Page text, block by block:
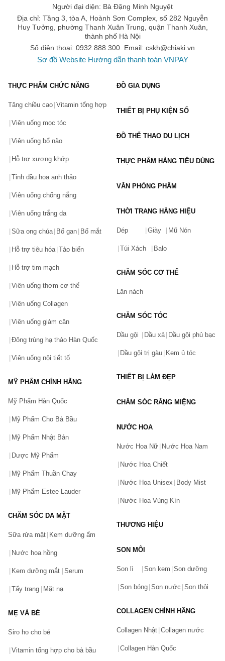
Bạn gặp vấn đề về sản phẩm hay mua hàng?
Hãy báo lỗi cho chúng tôi. Hoặc gọi cho chúng tôi qua số
Người đại diện: Bà Đặng Minh Nguyệt
Địa chỉ: Tầng 3, tòa A, Hoành Sơn Complex, số 282 Nguyễn
Huy Tưởng, phường Thanh Xuân Trung, quận Thanh Xuân,
thành phố Hà Nội
Số điện thoại: 0932.888.300. Email: cskh@chiaki.vn
Sơ đồ Website Hướng dẫn thanh toán VNPAY
THỰC PHẨM CHỨC NĂNG
Tăng chiều cao Vitamin tổng hợp
Viên uống mọc tóc
Viên uống bổ não
Hỗ trợ xương khớp
Tinh dầu hoa anh thảo
Viên uống chống nắng
Viên uống trắng da
Sữa ong chúa Bổ gan Bổ mắt
Hỗ trợ tiêu hóa Tảo biển
Hỗ trợ tim mạch
Viên uống thơm cơ thể
Viên uống Collagen
Viên uống giảm cân
Đông trùng hạ thảo Hàn Quốc
Viên uống nội tiết tố
MỸ PHẨM CHÍNH HÃNG
Mỹ Phẩm Hàn Quốc
Mỹ Phẩm Cho Bà Bầu
Mỹ Phẩm Nhật Bản
Dược Mỹ Phẩm
Mỹ Phẩm Thuần Chay
Mỹ Phẩm Estee Lauder
CHĂM SÓC DA MẶT
Sữa rửa mặt Kem dưỡng ẩm
Nước hoa hồng
Kem dưỡng mắt Serum
Tẩy trang Mặt nạ
MẸ VÀ BÉ
Siro ho cho bé
Vitamin tổng hợp cho bà bầu
ĐỒ GIA DỤNG
THIẾT BỊ PHỤ KIỆN SỐ
ĐỒ THỂ THAO DU LỊCH
THỰC PHẨM HÀNG TIÊU DÙNG
VĂN PHÒNG PHẨM
THỜI TRANG HÀNG HIỆU
Dép Giày Mũ Nón
Túi Xách Balo
CHĂM SÓC CƠ THỂ
Lăn nách
CHĂM SÓC TÓC
Dầu gội Dầu xả Dầu gội phủ bạc
Dầu gội trị gàu Kem ủ tóc
THIẾT BỊ LÀM ĐẸP
CHĂM SÓC RĂNG MIỆNG
NƯỚC HOA
Nước Hoa Nữ Nước Hoa Nam
Nước Hoa Chiết
Nước Hoa Unisex Body Mist
Nước Hoa Vùng Kín
THƯƠNG HIỆU
SON MÔI
Son lì Son kem Son dưỡng
Son bóng Son nước Son thỏi
COLLAGEN CHÍNH HÃNG
Collagen Nhật Collagen nước
Collagen Hàn Quốc